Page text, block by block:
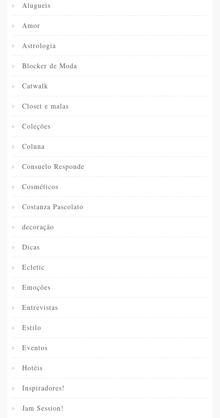
Alugueis
Amor
Astrologia
Blocker de Moda
Catwalk
Closet e malas
Coleções
Coluna
Consuelo Responde
Cosméticos
Costanza Pascolato
decoração
Dicas
Ecletic
Emoções
Entrevistas
Estilo
Eventos
Hotéis
Inspiradores!
Jam Session!